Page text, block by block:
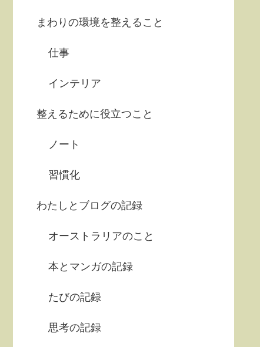
まわりの環境を整えること
仕事
インテリア
整えるために役立つこと
ノート
習慣化
わたしとブログの記録
オーストラリアのこと
本とマンガの記録
たびの記録
思考の記録